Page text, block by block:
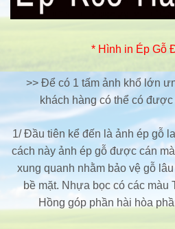
* Hình in Ép Gỗ
>> Để có 1 tấm ảnh khổ lớn
khách hàng có thể có
1/ Đầu tiên kể đến là ảnh ép gỗ
cách này ảnh ép gỗ được cán
xung quanh nhằm bảo vệ gỗ
bề mặt. Nhựa bọc có các màu
Hồng góp phần hài hòa